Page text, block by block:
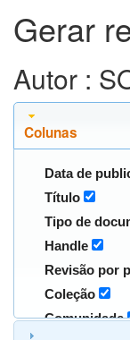
Gerar
Autor :
Colunas
Data de
Título
Tipo de
Handle
Revisão por
Coleção
Comunidade